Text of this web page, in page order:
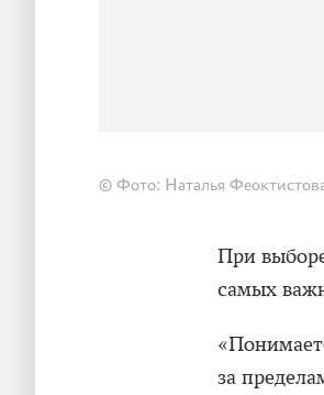
© Фото: Наталья
При
самых
за